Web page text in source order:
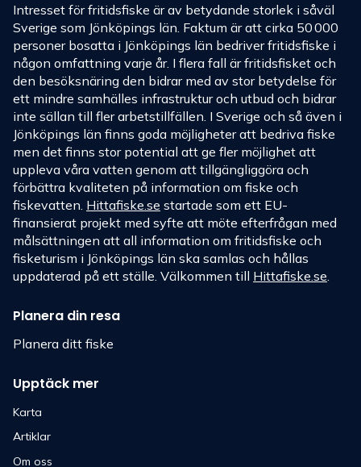
Intresset för fritidsfiske är av betydande storlek i såväl
Sverige som Jönköpings län. Faktum är att cirka 50 000
personer bosatta i Jönköpings län bedriver fritidsfiske i
någon omfattning varje år. I flera fall är fritidsfisket och
den besöksnäring den bidrar med av stor betydelse för
ett mindre samhälles infrastruktur och utbud och bidrar
inte sällan till fler arbetstillfällen. I Sverige och så även i
Jönköpings län finns goda möjligheter att bedriva fiske
men det finns stor potential att ge fler möjlighet att
uppleva våra vatten genom att tillgängliggöra och
förbättra kvaliteten på information om fiske och
fiskevatten. Hittafiske.se startade som ett EU-
finansierat projekt med syfte att möte efterfrågan med
målsättningen att all information om fritidsfiske och
fisketurism i Jönköpings län ska samlas och hållas
uppdaterad på ett ställe. Välkommen till Hittafiske.se
Planera din resa
Planera ditt fiske
Upptäck mer
Karta
Artiklar
Om oss